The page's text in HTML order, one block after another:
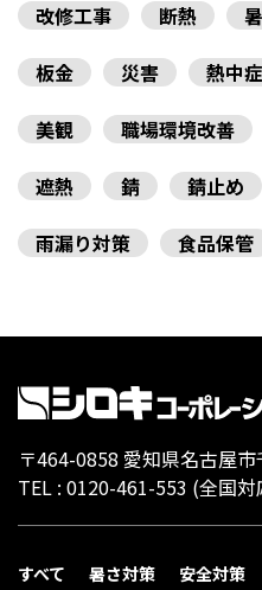
改修工事
断熱
板金
災害 熱中症
美観
職場環境改善
遮熱
錆 錆止め
雨漏り対策
食品保管
〒464-0858 愛知県名古屋
TEL : 0120-461-553 (全国対
すべて 暑さ対策 安全対策